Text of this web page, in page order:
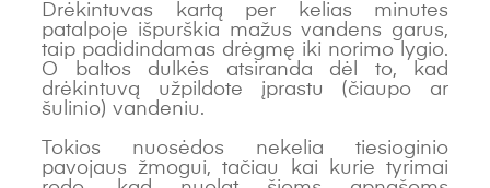
Drėkintuvas kartą per kelias minutes
patalpoje išpurškia mažus vandens garus,
taip padidindamas drėgmę iki norimo lygio.
O baltos dulkės atsiranda dėl to, kad
drėkintuvą užpildote įprastu (čiaupo ar
šulinio) vandeniu.
Tokios nuosėdos nekelia tiesioginio
pavojaus žmogui, tačiau kai kurie tyrimai